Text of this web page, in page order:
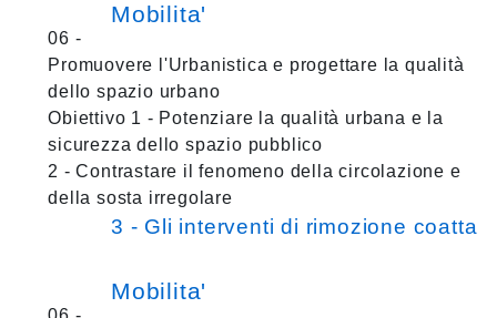
Mobilita'
06 -
Promuovere l'Urbanistica e progettare la qualità
dello spazio urbano
Obiettivo 1 - Potenziare la qualità urbana e la
sicurezza dello spazio pubblico
2 - Contrastare il fenomeno della circolazione e
della sosta irregolare
3 - Gli interventi di rimozione coatta
Mobilita'